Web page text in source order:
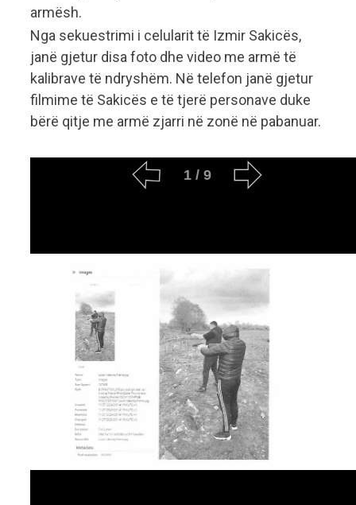
armësh.
Nga sekuestrimi i celularit të Izmir Sakicës,
janë gjetur disa foto dhe video me armë të
kalibrave të ndryshëm. Në telefon janë gjetur
filmime të Sakicës e të tjerë personave duke
bërë qitje me armë zjarri në zonë në pabanuar.